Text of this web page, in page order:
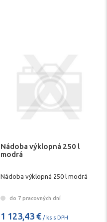
Nádoba výklopná 250 l
modrá
Nádoba výklopná 250 l modrá
do 7 pracovných dní
1 123,43 € / ks s DPH